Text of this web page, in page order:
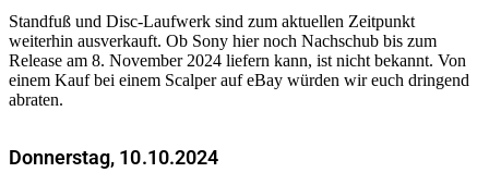
Standfuß und Disc-Laufwerk sind zum aktuellen Zeitpunkt
weiterhin ausverkauft. Ob Sony hier noch Nachschub bis zum
Release am 8. November 2024 liefern kann, ist nicht bekannt. Von
einem Kauf bei einem Scalper auf eBay würden wir euch dringend
abraten.
Donnerstag, 10.10.2024